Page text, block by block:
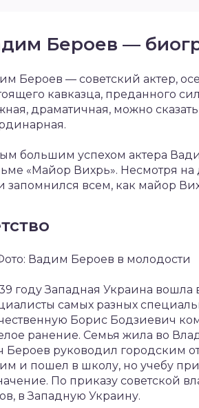
Бероев —
Бероев — советский актер,
кавказца, преданного
драматичная, можно
большим успехом актера
«Майор Вихрь». Несмотря на
запомнился всем, как майор
Вадим Бероев в молодости
году Западная Украина вошла
самых разных
Борис Бодзиевич
ранение. Семья жила во
Бероев руководил городским
и пошел в школу, но учебу
По приказу советской
в Западную Украину.